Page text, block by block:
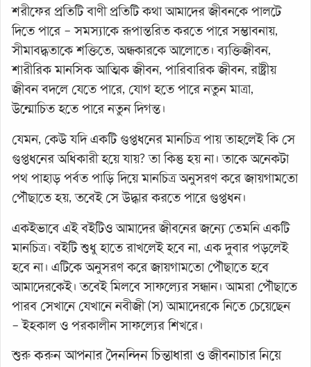
শরীফের প্রতিটি বাণী প্রতিটি কথা আমাদের জীবনকে পালটে
দিতে পারে – সমস্যাকে রূপান্তরিত করতে পারে সম্ভাবনায়,
সীমাবদ্ধতাকে শক্তিতে, অন্ধকারকে আলোতে। ব্যক্তিজীবন,
শারীরিক মানসিক আত্মিক জীবন, পারিবারিক জীবন, রাষ্ট্রীয়
জীবন বদলে যেতে পারে, যোগ হতে পারে নতুন মাত্রা,
উন্মোচিত হতে পারে নতুন দিগন্ত।
যেমন, কেউ যদি একটি গুপ্তধনের মানচিত্র পায় তাহলেই কি সে
গুপ্তধনের অধিকারী হয়ে যায়? তা কিন্তু হয় না। তাকে অনেকটা
পথ পাহাড় পর্বত পাড়ি দিয়ে মানচিত্র অনুসরণ করে জায়গামতো
পৌঁছাতে হয়, তবেই সে উদ্ধার করতে পারে গুপ্তধন।
একইভাবে এই বইটিও আমাদের জীবনের জন্যে তেমনি একটি
মানচিত্র। বইটি শুধু হাতে রাখলেই হবে না, এক দুবার পড়লেই
হবে না। এটিকে অনুসরণ করে জায়গামতো পৌঁছাতে হবে
আমাদেরকেই। তবেই মিলবে সাফল্যের সন্ধান। আমরা পৌঁছাতে
পারব সেখানে যেখানে নবীজী (স) আমাদেরকে নিতে চেয়েছেন
– ইহকাল ও পরকালীন সাফল্যের শিখরে।
শুরু করুন আপনার দৈনন্দিন চিন্তাধারা ও জীবনাচার নিয়ে